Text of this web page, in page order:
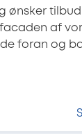
ønsker
af
foran og